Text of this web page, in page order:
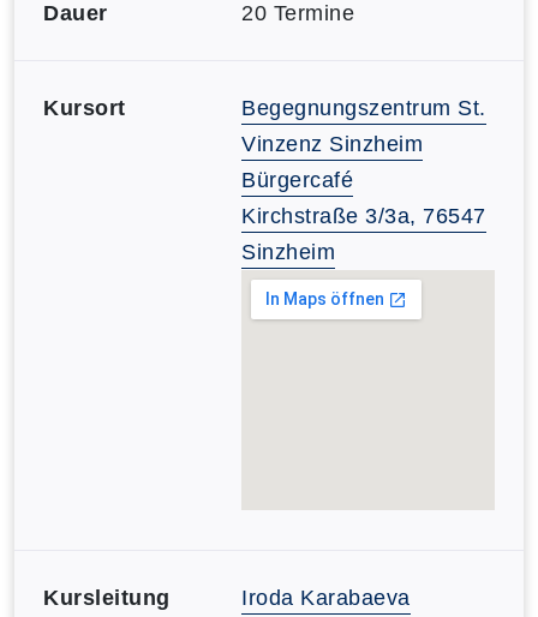
Dauer 20 Termine
Kursort
Begegnungszentrum St.
Vinzenz Sinzheim
Bürgercafé
Kirchstraße 3/3a, 76547
Sinzheim
Kursleitung Iroda Karabaeva